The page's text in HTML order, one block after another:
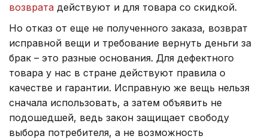
возврата действуют и для товара со скидкой.
Но отказ от еще не полученного заказа, возврат
исправной вещи и требование вернуть деньги за
брак – это разные основания. Для дефектного
товара у нас в стране действуют правила о
качестве и гарантии. Исправную же вещь нельзя
сначала использовать, а затем объявить не
подошедшей, ведь закон защищает свободу
выбора потребителя, а не возможность